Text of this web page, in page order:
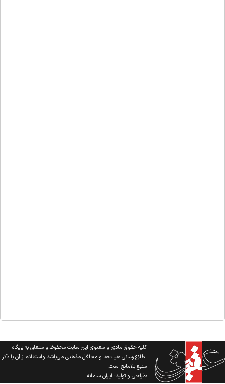
کلیه حقوق مادی و معنوی این سایت محفوظ و متعلق به پایگاه
اطلاع رسانی هیات‌ها و محافل مذهبی می‌باشد واستفاده از آن با ذکر
منبع بلامانع است.
طراحی و تولید:ایران سامانه